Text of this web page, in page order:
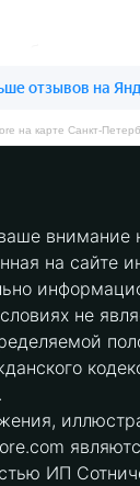
на карте
внимание
на сайте
не
ИП